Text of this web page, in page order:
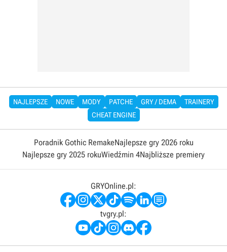
NAJLEPSZE NOWE MODY PATCHE GRY / DEMA
TRAINERY
CHEAT ENGINE
Poradnik Gothic RemakeNajlepsze gry 2026 roku
Najlepsze gry 2025 rokuWiedźmin 4Najbliższe premiery
GRYOnline.pl:
tvgry.pl: